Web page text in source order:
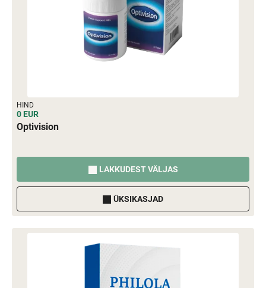
HIND
0 EUR
Optivision
LAKKUDEST VÄLJAS
ÜKSIKASJAD